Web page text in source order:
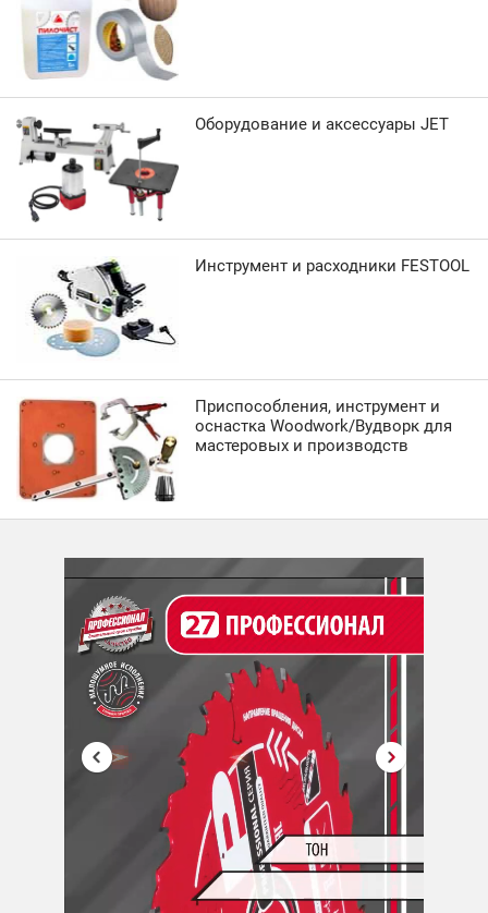
Оборудование и аксессуары JET
Инструмент и расходники FESTOOL
Приспособления, инструмент и
оснастка Woodwork/Вудворк для
мастеровых и производств